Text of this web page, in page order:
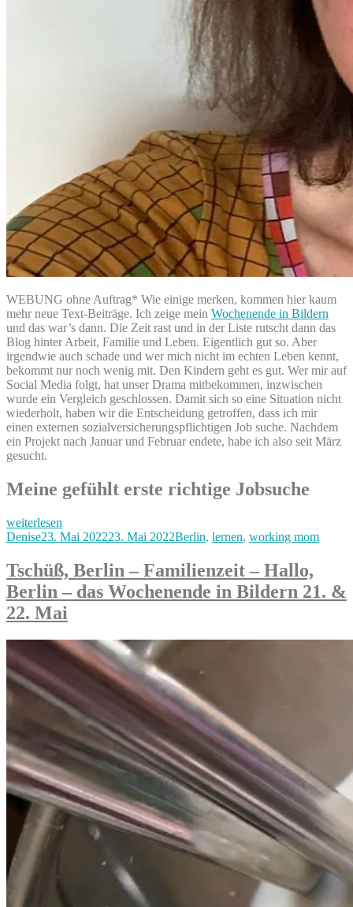
WEBUNG ohne Auftrag* Wie einige merken, kommen hier kaum
mehr neue Text-Beiträge. Ich zeige mein Wochenende in Bildern
und das war’s dann. Die Zeit rast und in der Liste rutscht dann das
Blog hinter Arbeit, Familie und Leben. Eigentlich gut so. Aber
irgendwie auch schade und wer mich nicht im echten Leben kennt,
bekommt nur noch wenig mit. Den Kindern geht es gut. Wer mir auf
Social Media folgt, hat unser Drama mitbekommen, inzwischen
wurde ein Vergleich geschlossen. Damit sich so eine Situation nicht
wiederholt, haben wir die Entscheidung getroffen, dass ich mir
einen externen sozialversicherungspflichtigen Job suche. Nachdem
ein Projekt nach Januar und Februar endete, habe ich also seit März
gesucht.
Meine gefühlt erste richtige Jobsuche
„Frisch
mit
Booster
Moderna
in
den
neuen
weiterlesen
Autor
DeniseVeröffentlicht
23. Mai 202223. Mai 2022Kategorien
Berlin, lernen, working mom
Tschüß, Berlin – Familienzeit – Hallo,
Berlin – das Wochenende in Bildern 21. &
22. Mai